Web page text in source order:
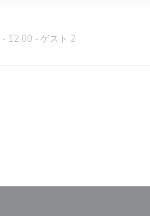
- 12:00 - ゲスト 2